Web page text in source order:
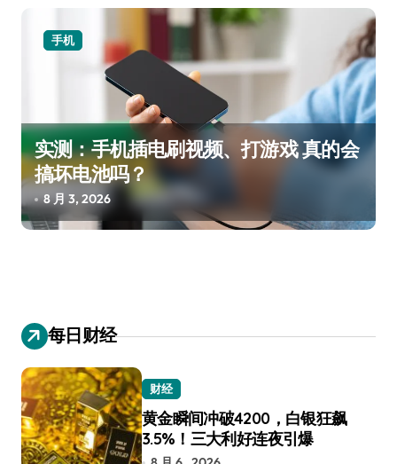
手机
实测：手机插电刷视频、打游戏 真的会
搞坏电池吗？
8 月 3, 2026
每日财经
财经
黄金瞬间冲破4200，白银狂飙
3.5%！三大利好连夜引爆